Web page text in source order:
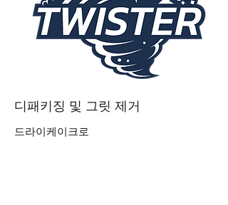
디패키징 및 그릿 제거
드라이케이크로